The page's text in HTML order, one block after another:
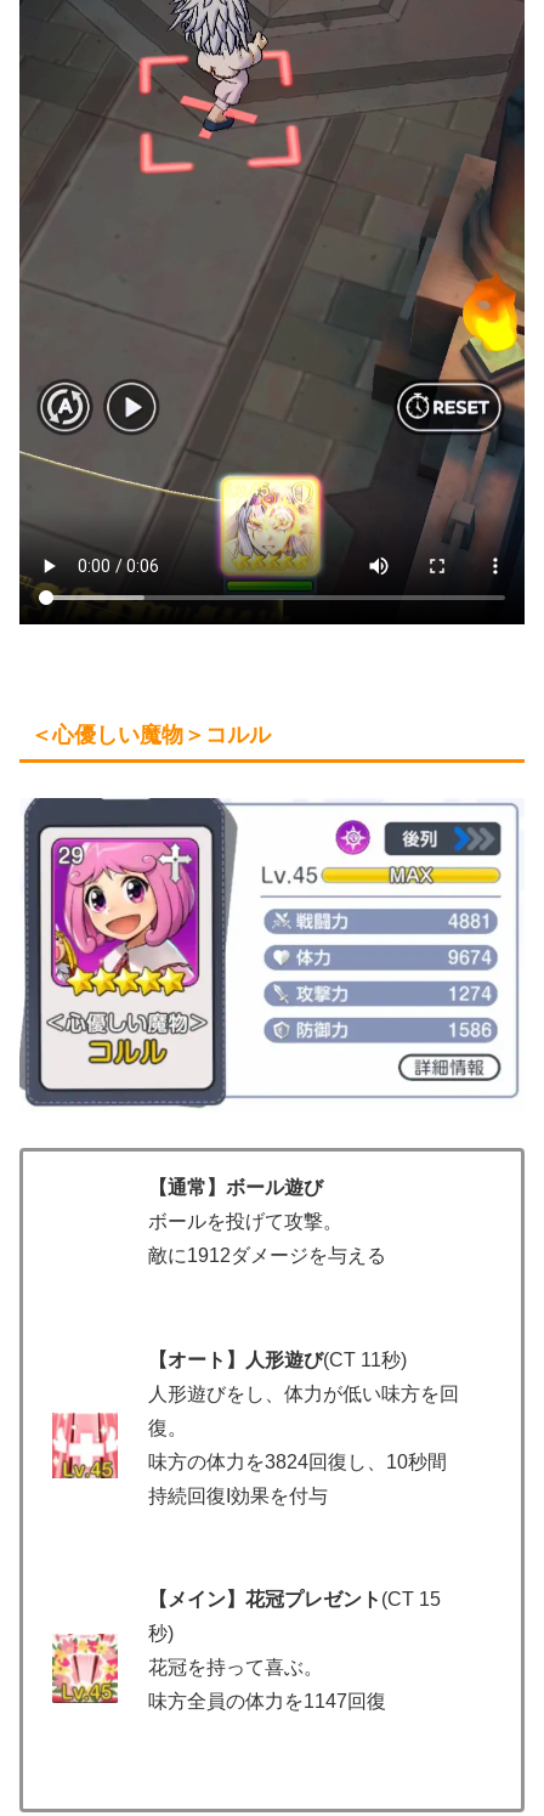
＜心優しい魔物＞コルル
【通常】ボール遊び
ボールを投げて攻撃。
敵に1912ダメージを与える
【オート】人形遊び(CT 11秒)
人形遊びをし、体力が低い味方を回
復。
味方の体力を3824回復し、10秒間
持続回復I効果を付与
【メイン】花冠プレゼント (CT 15
秒)
花冠を持って喜ぶ。
味方全員の体力を1147回復